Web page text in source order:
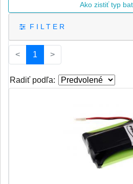
Ako zistiť typ
F I L T E R
< 1 (current)
>
Radiť podľa: